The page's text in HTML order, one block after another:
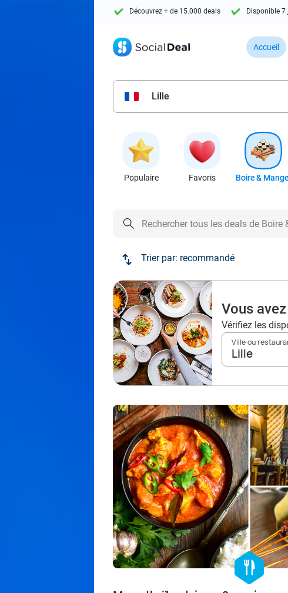
Découvrez + de 15.000 deals Disponible
Accueil
Lille
Populaire Favoris Boire &
Trier par: recommandé
Vous
Vérifiez les
Ville ou
Lille
hexagon
food